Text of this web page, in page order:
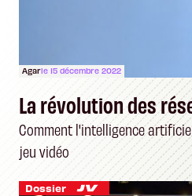
Agarle 15 décembre 2022
La révolution des
Comment l'intelligence
jeu vidéo
Dossier